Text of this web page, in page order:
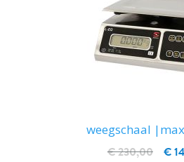
weegschaal
€
€ 230,00